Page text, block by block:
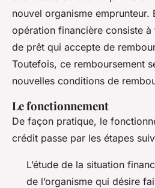
nouvel organisme emprunteur.
opération financière consiste
de prêt qui accepte de
Toutefois, ce remboursement
nouvelles conditions de
Le fonctionnement
De façon pratique, le
crédit passe par les étapes
L’étude de la situation
de l’organisme qui désire